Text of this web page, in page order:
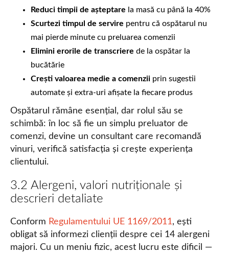
Reduci timpii de așteptare la masă cu până la 40%
Scurtezi timpul de servire pentru că ospătarul nu
mai pierde minute cu preluarea comenzii
Elimini erorile de transcriere de la ospătar la
bucătărie
Crești valoarea medie a comenzii prin sugestii
automate și extra-uri afișate la fiecare produs
Ospătarul rămâne esențial, dar rolul său se
schimbă: în loc să fie un simplu preluator de
comenzi, devine un consultant care recomandă
vinuri, verifică satisfacția și crește experiența
clientului.
3.2 Alergeni, valori nutriționale și
descrieri detaliate
Conform Regulamentului UE 1169/2011, ești
obligat să informezi clienții despre cei 14 alergeni
majori. Cu un meniu fizic, acest lucru este dificil —